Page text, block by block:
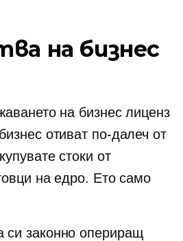
на бизнес
на бизнес лиценз
отиват по-далеч от
стоки от
на едро. Ето само
си законно опериращ